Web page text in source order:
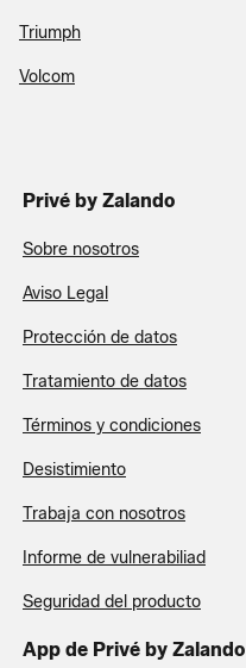
Triumph
Volcom
Privé by Zalando
Sobre nosotros
Aviso Legal
Protección de datos
Tratamiento de datos
Términos y condiciones
Desistimiento
Trabaja con nosotros
Informe de vulnerabiliad
Seguridad del producto
App de Privé by Zalando